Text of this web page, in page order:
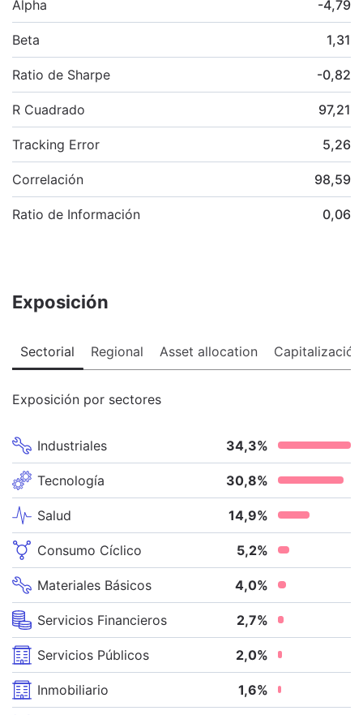
Alpha -4,79
Beta 1,31
Ratio de Sharpe -0,82
R Cuadrado 97,21
Tracking Error 5,26
Correlación 98,59
Ratio de Información 0,06
Exposición
Sectorial Regional Asset allocation Capitalización
Exposición por sectores
Industriales 34,3%
Tecnología 30,8%
Salud 14,9%
Consumo Cíclico 5,2%
Materiales Básicos 4,0%
Servicios Financieros 2,7%
Servicios Públicos 2,0%
Inmobiliario 1,6%